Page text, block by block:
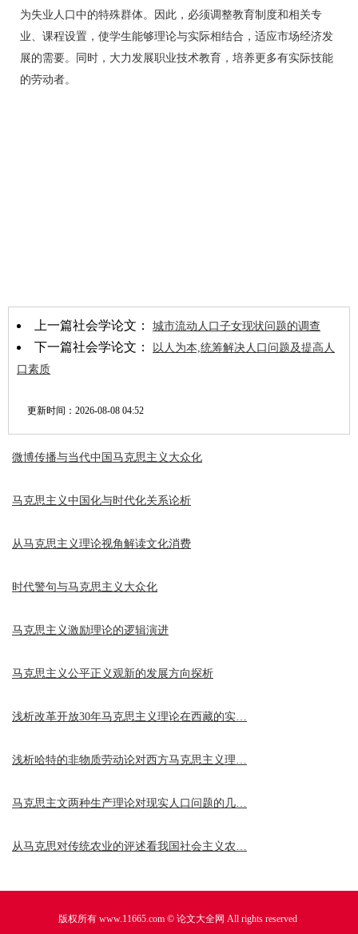
为失业人口中的特殊群体。因此，必须调整教育制度和相关专
业、课程设置，使学生能够理论与实际相结合，适应市场经济发
展的需要。同时，大力发展职业技术教育，培养更多有实际技能
的劳动者。
上一篇社会学论文： 城市流动人口子女现状问题的调查
下一篇社会学论文：
以人为本,统筹解决人口问题及提高人
口素质
更新时间： 2026-08-08 04:52
微博传播与当代中国马克思主义大众化
马克思主义中国化与时代化关系论析
从马克思主义理论视角解读文化消费
时代警句与马克思主义大众化
马克思主义激励理论的逻辑演进
马克思主义公平正义观新的发展方向探析
浅析改革开放30年马克思主义理论在西藏的实…
浅析哈特的非物质劳动论对西方马克思主义理…
马克思主文两种生产理论对现实人口问题的几…
从马克思对传统农业的评述看我国社会主义农…
版权所有 www.11665.com © 论文大全网 All rights reserved